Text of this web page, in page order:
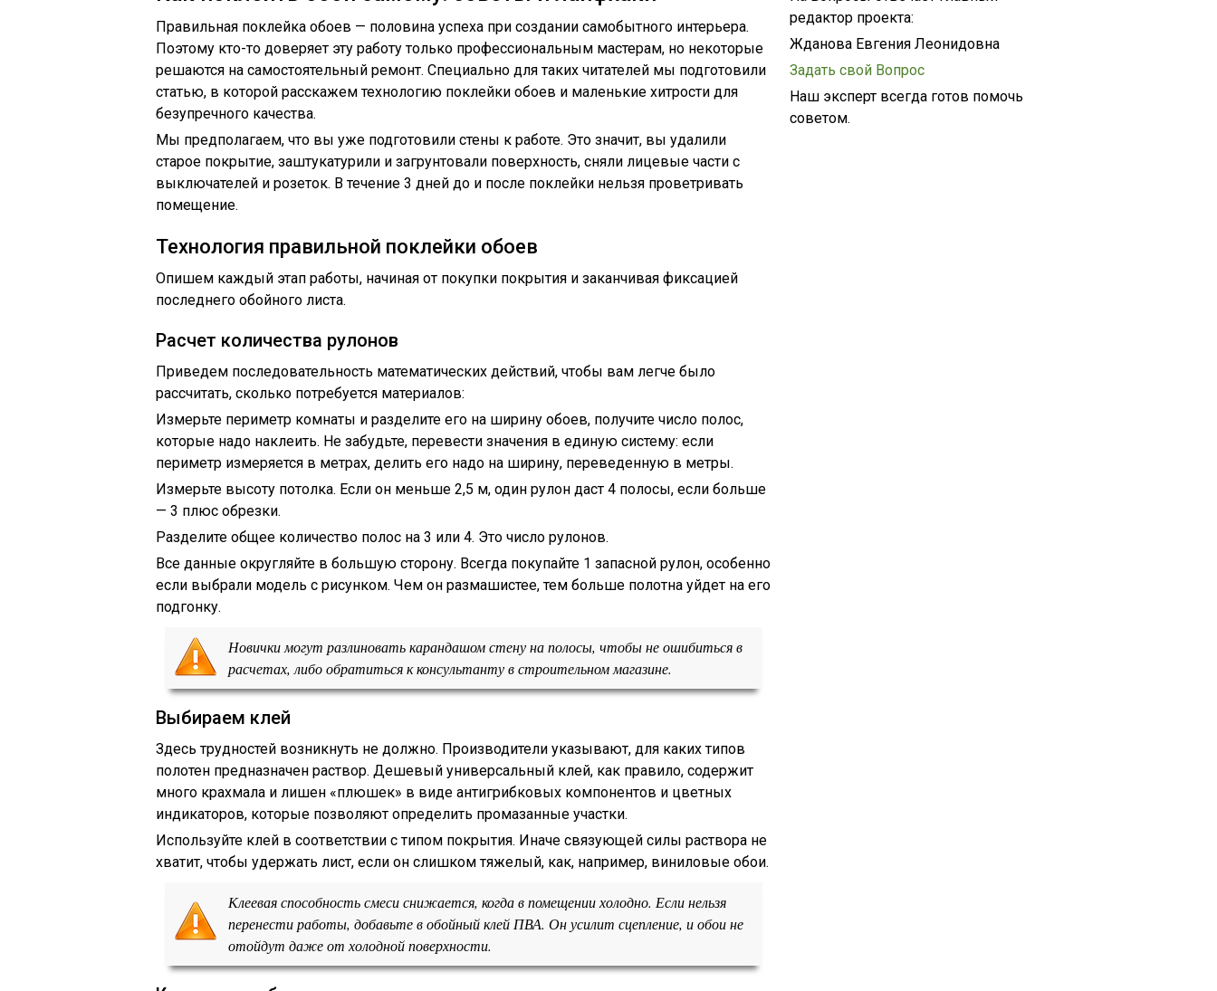
Правильная поклейка обоев — половина успеха при создании самобытного интерьера.
Поэтому кто-то доверяет эту работу только профессиональным мастерам, но некоторые
решаются на самостоятельный ремонт. Специально для таких читателей мы подготовили
статью, в которой расскажем технологию поклейки обоев и маленькие хитрости для
безупречного качества.
Мы предполагаем, что вы уже подготовили стены к работе. Это значит, вы удалили
старое покрытие, заштукатурили и загрунтовали поверхность, сняли лицевые части с
выключателей и розеток. В течение 3 дней до и после поклейки нельзя проветривать
помещение.
Технология правильной поклейки обоев
Опишем каждый этап работы, начиная от покупки покрытия и заканчивая фиксацией
последнего обойного листа.
Расчет количества рулонов
Приведем последовательность математических действий, чтобы вам легче было
рассчитать, сколько потребуется материалов:
Измерьте периметр комнаты и разделите его на ширину обоев, получите число полос,
которые надо наклеить. Не забудьте, перевести значения в единую систему: если
периметр измеряется в метрах, делить его надо на ширину, переведенную в метры.
Измерьте высоту потолка. Если он меньше 2,5 м, один рулон даст 4 полосы, если больше
— 3 плюс обрезки.
Разделите общее количество полос на 3 или 4. Это число рулонов.
Все данные округляйте в большую сторону. Всегда покупайте 1 запасной рулон, особенно
если выбрали модель с рисунком. Чем он размашистее, тем больше полотна уйдет на его
подгонку.
Новички могут разлиновать карандашом стену на полосы, чтобы не ошибиться в
расчетах, либо обратиться к консультанту в строительном магазине.
Выбираем клей
Здесь трудностей возникнуть не должно. Производители указывают, для каких типов
полотен предназначен раствор. Дешевый универсальный клей, как правило, содержит
много крахмала и лишен «плюшек» в виде антигрибковых компонентов и цветных
индикаторов, которые позволяют определить промазанные участки.
Используйте клей в соответствии с типом покрытия. Иначе связующей силы раствора не
хватит, чтобы удержать лист, если он слишком тяжелый, как, например, виниловые обои.
Клеевая способность смеси снижается, когда в помещении холодно. Если нельзя
перенести работы, добавьте в обойный клей ПВА. Он усилит сцепление, и обои не
отойдут даже от холодной поверхности.
редактор проекта:
Жданова Евгения Леонидовна
Задать свой Вопрос
Наш эксперт всегда готов помочь
советом.